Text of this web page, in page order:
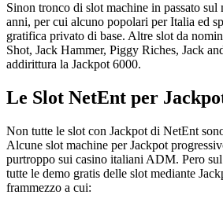
Sinon tronco di slot machine in passato sul
anni, per cui alcuno popolari per Italia ed
gratifica privato di base. Altre slot da
Shot, Jack Hammer, Piggy Riches, Jack
addirittura la Jackpot 6000.
Le Slot NetEnt per
Non tutte le slot con Jackpot di NetEnt
Alcune slot machine per Jackpot
purtroppo sui casino italiani ADM. Pero
tutte le demo gratis delle slot mediante
frammezzo a cui: